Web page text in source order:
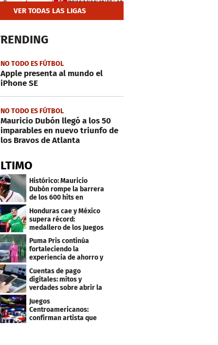
VER TODAS LAS LIGAS
NO TODO ES FÚTBOL
Apple presenta al mundo el
iPhone SE
NO TODO ES FÚTBOL
Mauricio Dubón llegó a los 50
imparables en nuevo triunfo de
los Bravos de Atlanta
Histórico: Mauricio
Dubón rompe la barrera
de los 600 hits en
Honduras cae y México
supera récord:
medallero de los Juegos
Centroamericanos
Puma Pris continúa
fortaleciendo la
experiencia de ahorro y
beneficios para sus
clientes
Cuentas de pago
digitales: mitos y
verdades sobre abrir la
Juegos
Centroamericanos:
confirman artista que